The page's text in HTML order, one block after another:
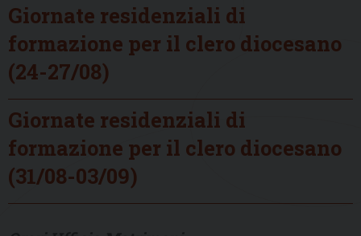
Giornate residenziali di
formazione per il clero diocesano
(24-27/08)
Giornate residenziali di
formazione per il clero diocesano
(31/08-03/09)